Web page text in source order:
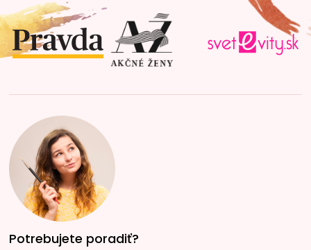
t
i
e
Potrebujete poradiť?